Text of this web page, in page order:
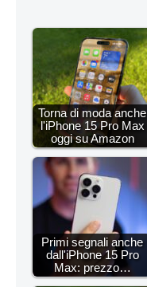
Torna di moda anche
l'iPhone 15 Pro Max
oggi su Amazon
Primi segnali anche
dall'iPhone 15 Pro
Max: prezzo…